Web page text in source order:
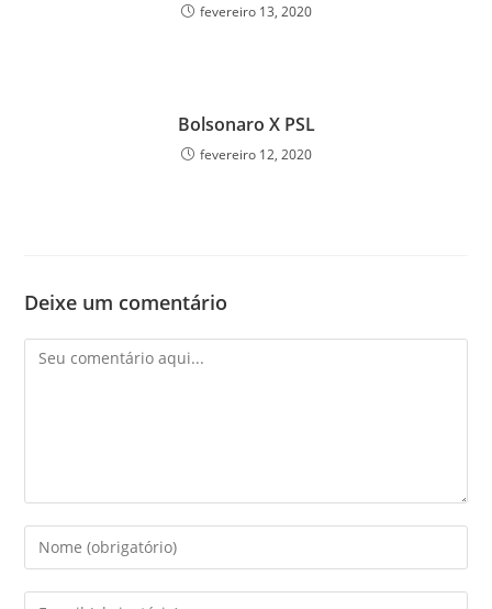
fevereiro 13, 2020
Bolsonaro X PSL
fevereiro 12, 2020
Deixe um comentário